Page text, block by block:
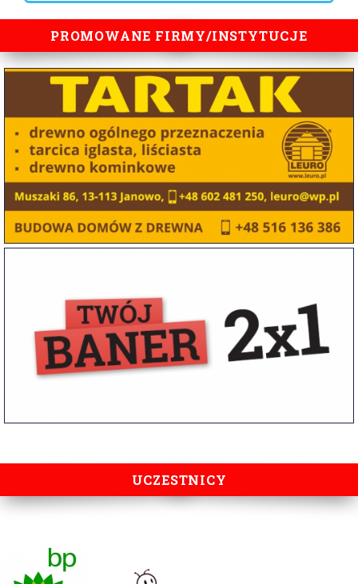
PROMOWANE FIRMY/INSTYTUCJE
UCZESTNICY